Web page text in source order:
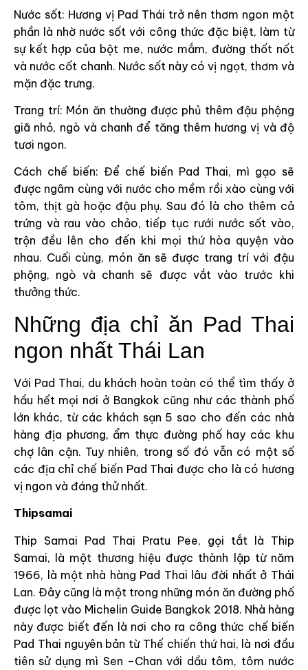
Nước sốt: Hương vị Pad Thái trở nên thơm ngon một
phần là nhờ nước sốt với công thức đặc biệt, làm từ
sự kết hợp của bột me, nước mắm, đường thốt nốt
và nước cốt chanh. Nước sốt này có vị ngọt, thơm và
mặn đặc trưng.
Trang trí: Món ăn thường được phủ thêm đậu phộng
giã nhỏ, ngò và chanh để tăng thêm hương vị và độ
tươi ngon.
Cách chế biến: Để chế biến Pad Thai, mì gạo sẽ
được ngâm cùng với nước cho mềm rồi xào cùng với
tôm, thịt gà hoặc đậu phụ. Sau đó là cho thêm cả
trứng và rau vào chảo, tiếp tục rưới nước sốt vào,
trộn đều lên cho đến khi mọi thứ hòa quyện vào
nhau. Cuối cùng, món ăn sẽ được trang trí với đậu
phộng, ngò và chanh sẽ được vắt vào trước khi
thưởng thức.
Những địa chỉ ăn Pad Thai
ngon nhất Thái Lan
Với Pad Thai, du khách hoàn toàn có thể tìm thấy ở
hầu hết mọi nơi ở Bangkok cũng như các thành phố
lớn khác, từ các khách sạn 5 sao cho đến các nhà
hàng địa phương, ẩm thực đường phố hay các khu
chợ lân cận. Tuy nhiên, trong số đó vẫn có một số
các địa chỉ chế biến Pad Thai được cho là có hương
vị ngon và đáng thử nhất.
Thipsamai
Thip Samai Pad Thai Pratu Pee, gọi tắt là Thip
Samai, là một thương hiệu được thành lập từ năm
1966, là một nhà hàng Pad Thai lâu đời nhất ở Thái
Lan. Đây cũng là một trong những món ăn đường phố
được lọt vào Michelin Guide Bangkok 2018. Nhà hàng
này được biết đến là nơi cho ra công thức chế biến
Pad Thai nguyên bản từ Thế chiến thứ hai, là nơi đầu
tiên sử dụng mì Sen –Chan với dầu tôm, tôm nước